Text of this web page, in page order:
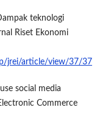
teknologi
Riset Ekonomi
jrei/article/view/37/37
social media
Commerce